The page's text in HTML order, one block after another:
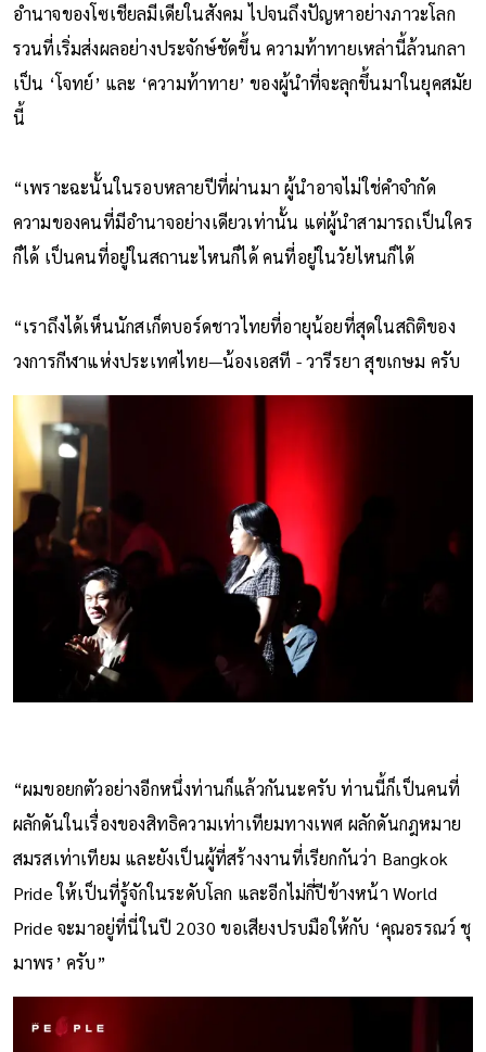
อำนาจของโซเชียลมีเดียในสังคม ไปจนถึงปัญหาอย่างภาวะโลก
รวนที่เริ่มส่งผลอย่างประจักษ์ชัดขึ้น ความท้าทายเหล่านี้ล้วนกลา
เป็น ‘โจทย์’ และ ‘ความท้าทาย’ ของผู้นำที่จะลุกขึ้นมาในยุคสมัย
นี้
“เพราะฉะนั้นในรอบหลายปีที่ผ่านมา ผู้นำอาจไม่ใช่คำจำกัด
ความของคนที่มีอำนาจอย่างเดียวเท่านั้น แต่ผู้นำสามารถเป็นใคร
ก็ได้ เป็นคนที่อยู่ในสถานะไหนก็ได้ คนที่อยู่ในวัยไหนก็ได้
“เราถึงได้เห็นนักสเก็ตบอร์ดชาวไทยที่อายุน้อยที่สุดในสถิติของ
วงการกีฬาแห่งประเทศไทย—น้องเอสที - วารีรยา สุขเกษม ครับ
“ผมขอยกตัวอย่างอีกหนึ่งท่านก็แล้วกันนะครับ ท่านนี้ก็เป็นคนที่
ผลักดันในเรื่องของสิทธิความเท่าเทียมทางเพศ ผลักดันกฎหมาย
สมรสเท่าเทียม และยังเป็นผู้ที่สร้างงานที่เรียกกันว่า Bangkok
Pride ให้เป็นที่รู้จักในระดับโลก และอีกไม่กี่ปีข้างหน้า World
Pride จะมาอยู่ที่นี่ในปี 2030 ขอเสียงปรบมือให้กับ ‘คุณอรรณว์ ชุ
มาพร’ ครับ”